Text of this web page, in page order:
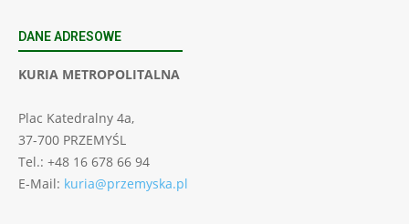
DANE ADRESOWE
KURIA METROPOLITALNA
Plac Katedralny 4a,
37-700 PRZEMYŚL
Tel.: +48 16 678 66 94
E-Mail: kuria@przemyska.pl